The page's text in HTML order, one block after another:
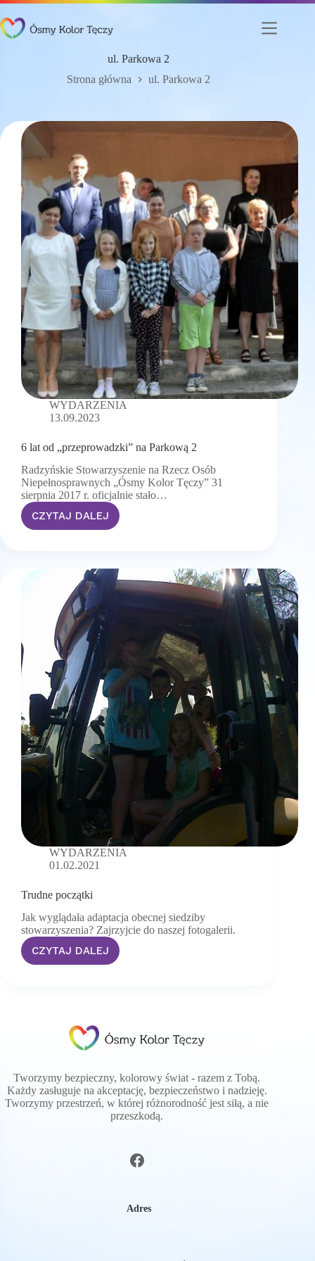
do
treści
ul. Parkowa 2
Strona główna
ul. Parkowa 2
WYDARZENIA
13.09.2023
6 lat od „przeprowadzki” na Parkową 2
Radzyńskie Stowarzyszenie na Rzecz Osób
Niepełnosprawnych „Ósmy Kolor Tęczy” 31
sierpnia 2017 r. oficjalnie stało…
CZYTAJ DALEJ
6
lat
Parkową
2
WYDARZENIA
01.02.2021
Trudne początki
Jak wyglądała adaptacja obecnej siedziby
stowarzyszenia? Zajrzyjcie do naszej fotogalerii.
CZYTAJ DALEJ
Trudne
początki
Tworzymy bezpieczny, kolorowy świat - razem z Tobą.
Każdy zasługuje na akceptację, bezpieczeństwo i nadzieję.
Tworzymy przestrzeń, w której różnorodność jest siłą, a nie
przeszkodą.
Adres